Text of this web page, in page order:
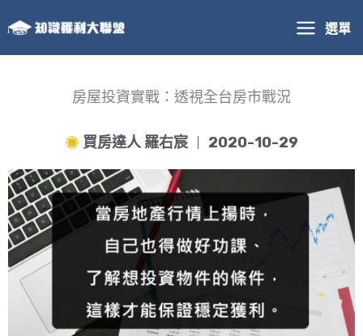
至
主
選單
房屋投資實戰：透視全台房市戰況
買房達人 羅右宸 2020-10-29